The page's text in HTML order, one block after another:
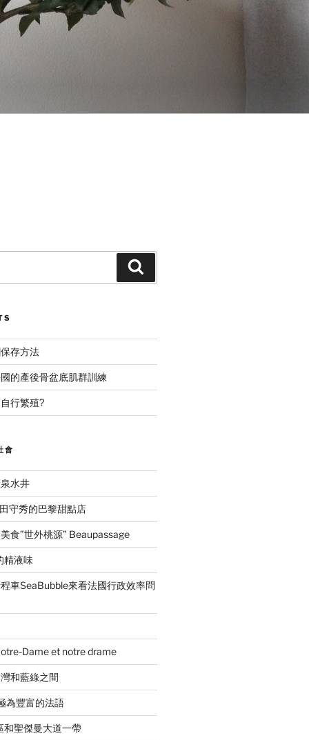
存方法
的產後骨盆底肌群訓練
行繁殖?
會
水井
守秀的巴黎甜點店
食”世外桃源” Beaupassage
精液味
車SeaBubble來看法國行政效率問
Dame et notre drame
和藍綠之間
為豐富的法語
和聖傑曼大道一帶